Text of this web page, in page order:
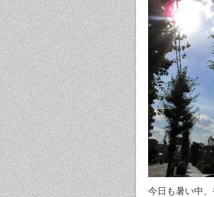
今日も暑い中